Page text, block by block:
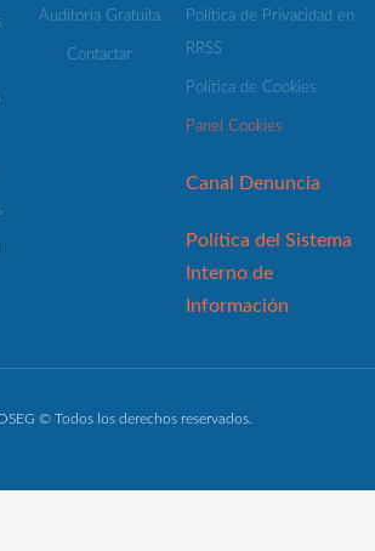
Auditoría Gratuita
Contactar
Política de Privacidad en
RRSS
Política de Cookies
Panel Cookies
Canal Denuncia
Política del Sistema
Interno de
Información
© Todos los derechos reservados.